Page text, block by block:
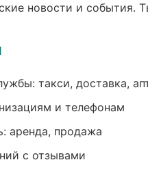
новости и события.
такси, доставка,
и телефонам
аренда, продажа
с отзывами